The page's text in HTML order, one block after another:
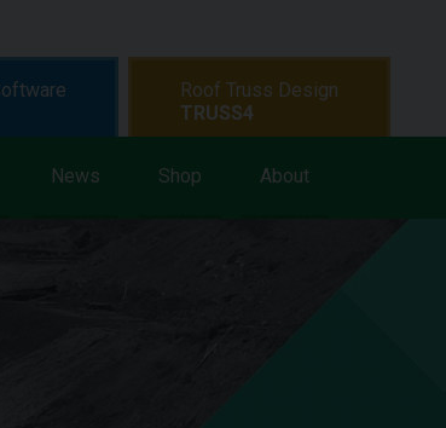
News Shop About
Roof Truss Design
TRUSS4